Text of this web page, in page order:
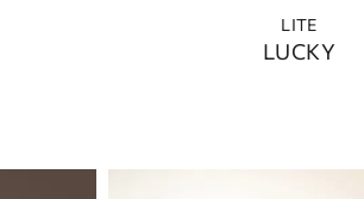
LITE
LUCKY